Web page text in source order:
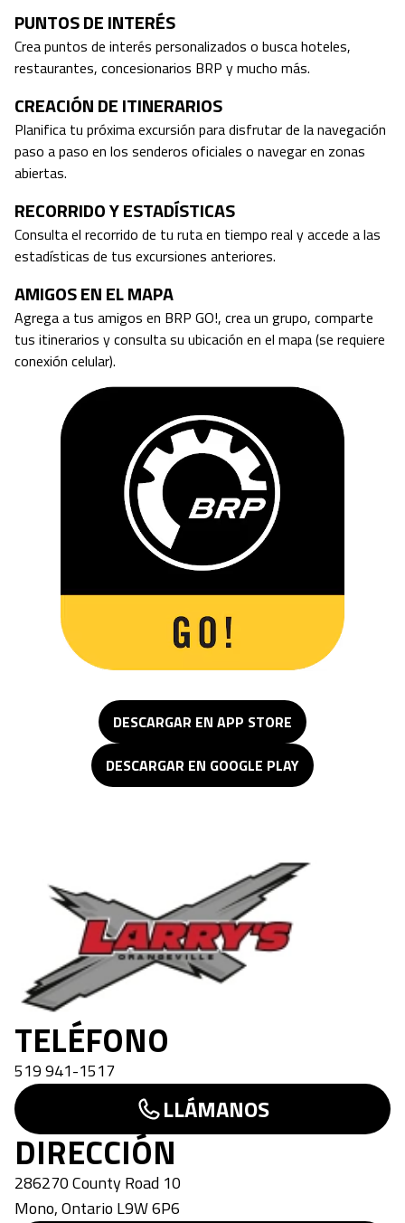
PUNTOS DE INTERÉS
Crea puntos de interés personalizados o busca hoteles,
restaurantes, concesionarios BRP y mucho más.
CREACIÓN DE ITINERARIOS
Planifica tu próxima excursión para disfrutar de la navegación
paso a paso en los senderos oficiales o navegar en zonas
abiertas.
RECORRIDO Y ESTADÍSTICAS
Consulta el recorrido de tu ruta en tiempo real y accede a las
estadísticas de tus excursiones anteriores.
AMIGOS EN EL MAPA
Agrega a tus amigos en BRP GO!, crea un grupo, comparte
tus itinerarios y consulta su ubicación en el mapa (se requiere
conexión celular).
DESCARGAR EN APP STORE
DESCARGAR EN GOOGLE PLAY
TELÉFONO
519 941-1517
LLÁMANOS
DIRECCIÓN
286270 County Road 10
Mono,Ontario L9W 6P6